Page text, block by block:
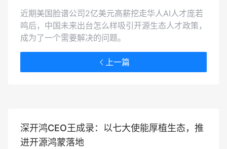
近期美国脸谱公司2亿美元高薪挖走华人AI人才庞若
鸣后，中国未来出台怎么样吸引开源生态人才政策，
成为了一个需要解决的问题。
上一篇
深开鸿CEO王成录：以七大使能厚植生态，推
进开源鸿蒙落地